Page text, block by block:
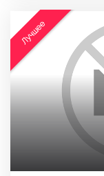
Лучшее